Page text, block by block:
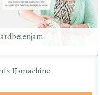
IJsmachine